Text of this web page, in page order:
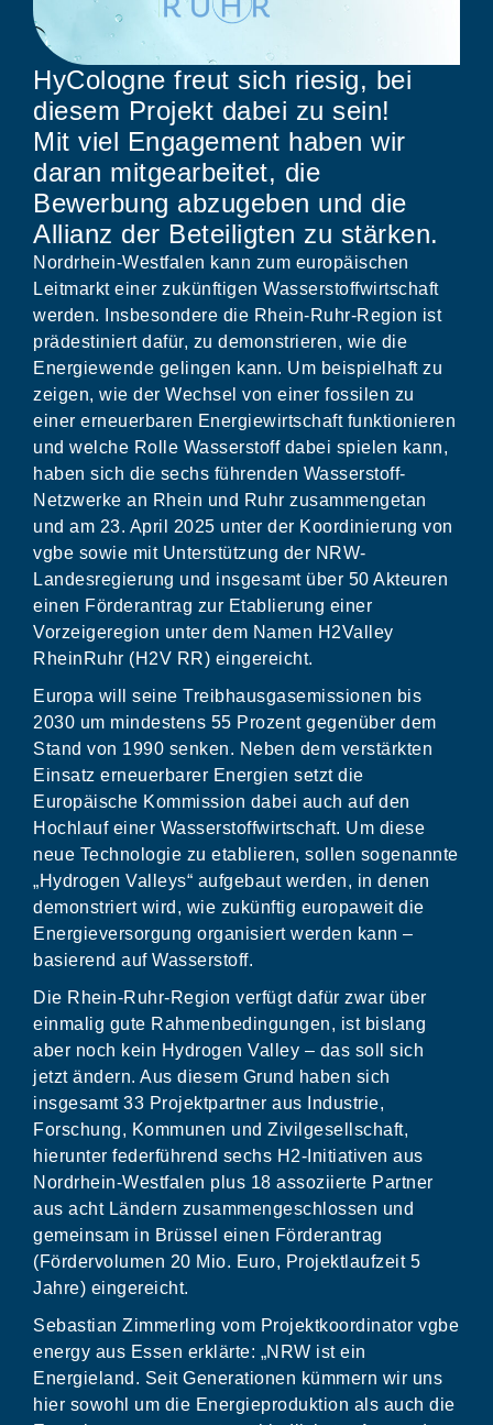
HyCologne freut sich riesig, bei
diesem Projekt dabei zu sein!
Mit viel Engagement haben wir
daran mitgearbeitet, die
Bewerbung abzugeben und die
Allianz der Beteiligten zu stärken.
Nordrhein-Westfalen kann zum europäischen
Leitmarkt einer zukünftigen Wasserstoffwirtschaft
werden. Insbesondere die Rhein-Ruhr-Region ist
prädestiniert dafür, zu demonstrieren, wie die
Energiewende gelingen kann. Um beispielhaft zu
zeigen, wie der Wechsel von einer fossilen zu
einer erneuerbaren Energiewirtschaft funktionieren
und welche Rolle Wasserstoff dabei spielen kann,
haben sich die sechs führenden Wasserstoff-
Netzwerke an Rhein und Ruhr zusammengetan
und am 23. April 2025 unter der Koordinierung von
vgbe sowie mit Unterstützung der NRW-
Landesregierung und insgesamt über 50 Akteuren
einen Förderantrag zur Etablierung einer
Vorzeigeregion unter dem Namen H2Valley
RheinRuhr (H2V RR) eingereicht.
Europa will seine Treibhausgasemissionen bis
2030 um mindestens 55 Prozent gegenüber dem
Stand von 1990 senken. Neben dem verstärkten
Einsatz erneuerbarer Energien setzt die
Europäische Kommission dabei auch auf den
Hochlauf einer Wasserstoffwirtschaft. Um diese
neue Technologie zu etablieren, sollen sogenannte
„Hydrogen Valleys“ aufgebaut werden, in denen
demonstriert wird, wie zukünftig europaweit die
Energieversorgung organisiert werden kann –
basierend auf Wasserstoff.
Die Rhein-Ruhr-Region verfügt dafür zwar über
einmalig gute Rahmenbedingungen, ist bislang
aber noch kein Hydrogen Valley – das soll sich
jetzt ändern. Aus diesem Grund haben sich
insgesamt 33 Projektpartner aus Industrie,
Forschung, Kommunen und Zivilgesellschaft,
hierunter federführend sechs H2-Initiativen aus
Nordrhein-Westfalen plus 18 assoziierte Partner
aus acht Ländern zusammengeschlossen und
gemeinsam in Brüssel einen Förderantrag
(Fördervolumen 20 Mio. Euro, Projektlaufzeit 5
Jahre) eingereicht.
Sebastian Zimmerling vom Projektkoordinator vgbe
energy aus Essen erklärte: „NRW ist ein
Energieland. Seit Generationen kümmern wir uns
hier sowohl um die Energieproduktion als auch die